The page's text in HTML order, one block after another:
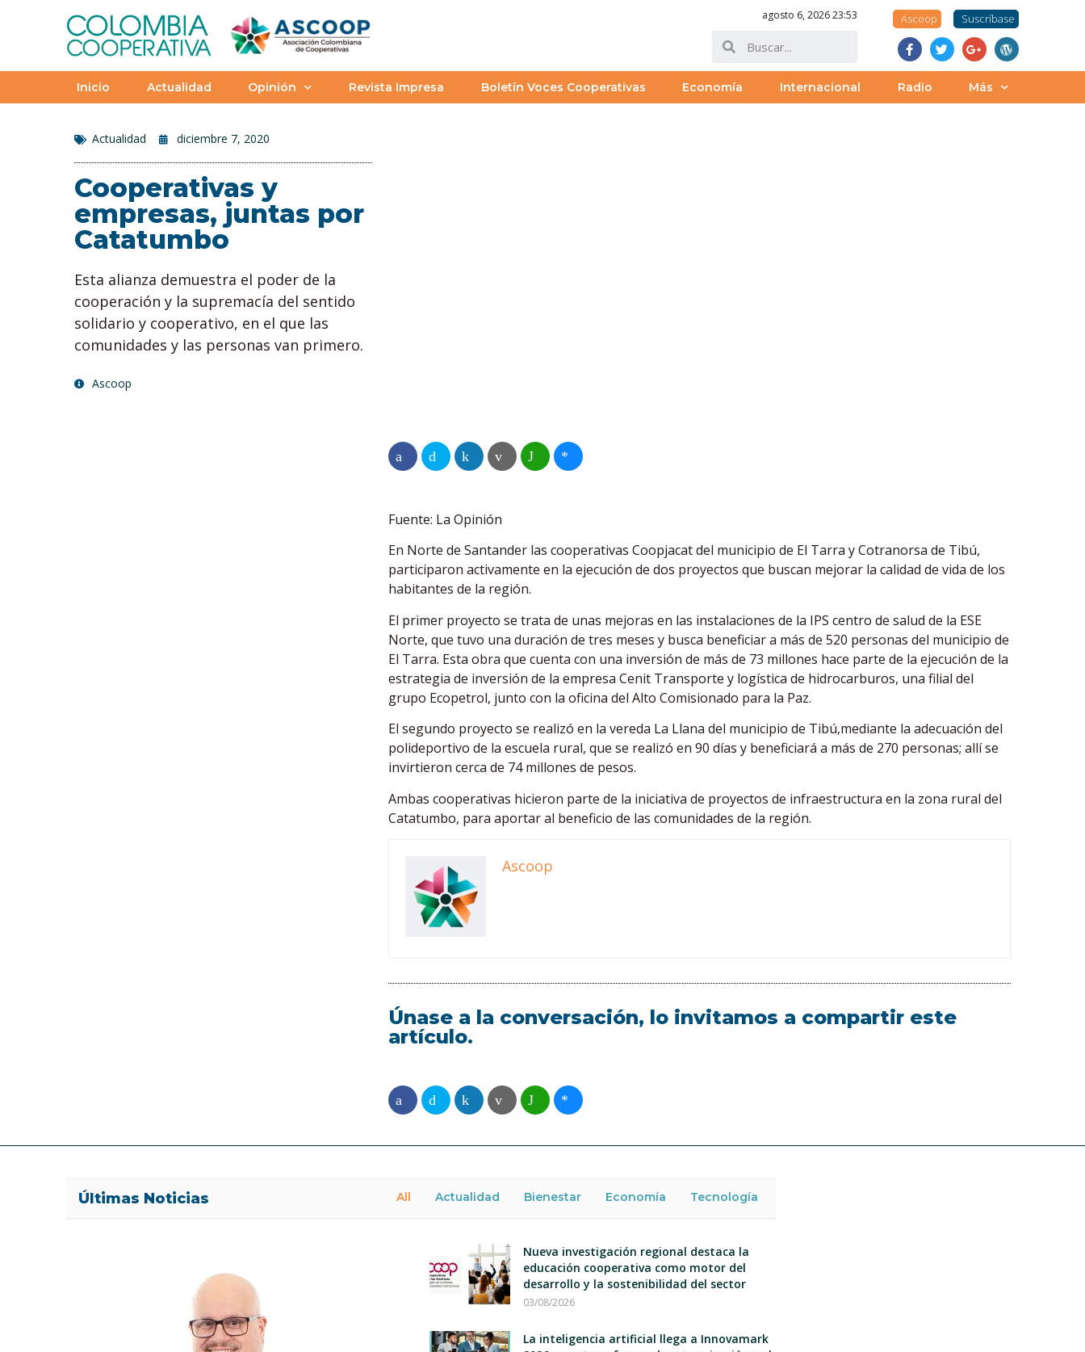
agosto 6, 2026 23:53 Ascoop Suscríbase
Inicio Actualidad Opinión Revista Impresa Boletín Voces Cooperativas Economía Internacional Radio Más
Actualidad diciembre 7, 2020
Cooperativas y
empresas, juntas por
Catatumbo
Esta alianza demuestra el poder de la
cooperación y la supremacía del sentido
solidario y cooperativo, en el que las
comunidades y las personas van primero.
Ascoop
Fuente: La Opinión
En Norte de Santander las cooperativas Coopjacat del municipio de El Tarra y Cotranorsa de Tibú,
participaron activamente en la ejecución de dos proyectos que buscan mejorar la calidad de vida de los
habitantes de la región.
El primer proyecto se trata de unas mejoras en las instalaciones de la IPS centro de salud de la ESE
Norte, que tuvo una duración de tres meses y busca beneficiar a más de 520 personas del municipio de
El Tarra. Esta obra que cuenta con una inversión de más de 73 millones hace parte de la ejecución de la
estrategia de inversión de la empresa Cenit Transporte y logística de hidrocarburos, una filial del
grupo Ecopetrol, junto con la oficina del Alto Comisionado para la Paz.
El segundo proyecto se realizó en la vereda La Llana del municipio de Tibú,mediante la adecuación del
polideportivo de la escuela rural, que se realizó en 90 días y beneficiará a más de 270 personas; allí se
invirtieron cerca de 74 millones de pesos.
Ambas cooperativas hicieron parte de la iniciativa de proyectos de infraestructura en la zona rural del
Catatumbo, para aportar al beneficio de las comunidades de la región.
Ascoop
Únase a la conversación, lo invitamos a compartir este
artículo.
Últimas Noticias All Actualidad Bienestar Economía Tecnología
Nueva investigación regional destaca la
educación cooperativa como motor del
desarrollo y la sostenibilidad del sector
03/08/2026
La inteligencia artificial llega a Innovamark